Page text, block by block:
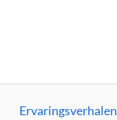
Ervaringsverhalen